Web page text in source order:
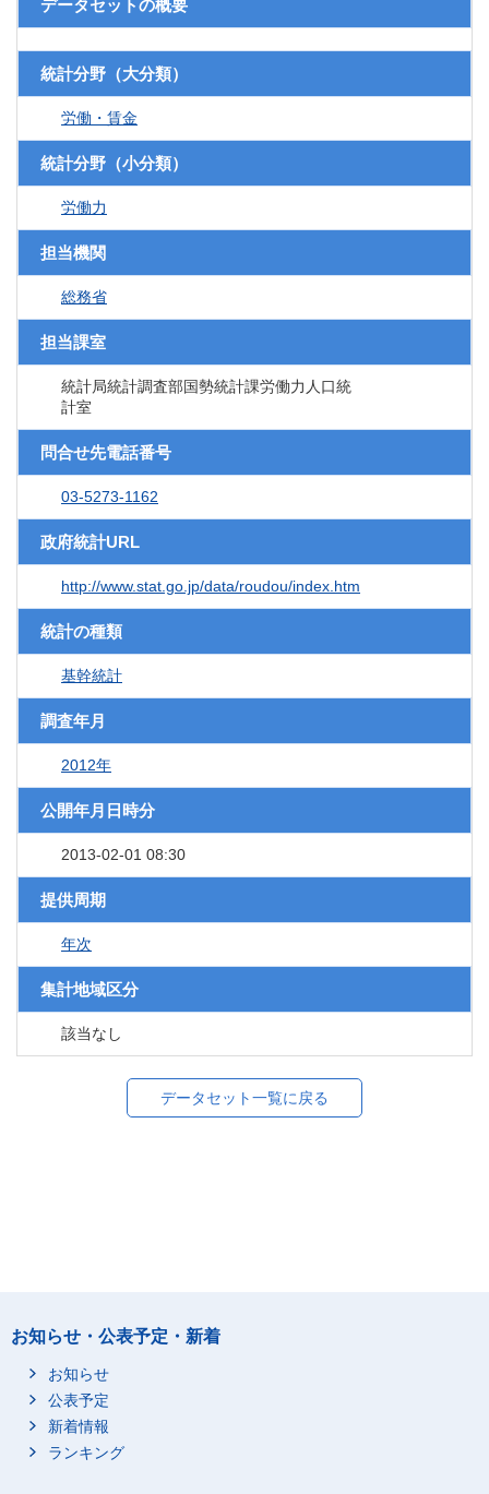
データセットの概要
統計分野（大分類）
労働・賃金
統計分野（小分類）
労働力
担当機関
総務省
担当課室
統計局統計調査部国勢統計課労働力人口統
計室
問合せ先電話番号
03-5273-1162
政府統計URL
http://www.stat.go.jp/data/roudou/index.htm
統計の種類
基幹統計
調査年月
2012年
公開年月日時分
2013-02-01 08:30
提供周期
年次
集計地域区分
該当なし
データセット一覧に戻る
お知らせ・公表予定・新着
お知らせ
公表予定
新着情報
ランキング